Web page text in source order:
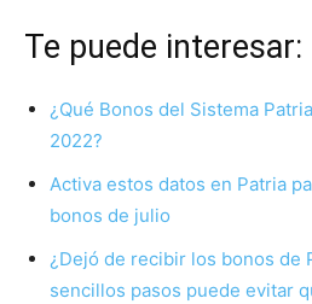
Te puede interesar:
¿Qué Bonos del Sistema
2022?
Activa estos datos en Patria
bonos de julio
¿Dejó de recibir los bonos de
sencillos pasos puede evitar